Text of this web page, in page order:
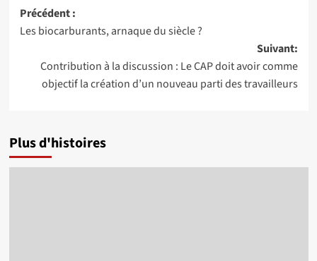
Navigation
d’article
Précédent :
Les biocarburants, arnaque du siècle ?
Suivant:
Contribution à la discussion : Le CAP doit avoir comme
objectif la création d’un nouveau parti des travailleurs
Plus d'histoires